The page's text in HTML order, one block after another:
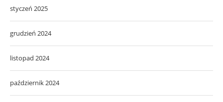
styczeń 2025
grudzień 2024
listopad 2024
październik 2024